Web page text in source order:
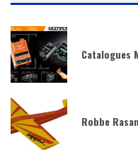
Catalogues
Robbe